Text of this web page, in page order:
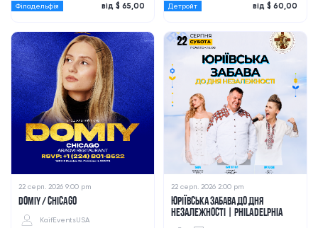
Філадельфія від $ 65,00 Детройт від $ 60,00
22 серп. 2026 9:00 pm
DOMIY / CHICAGO
KaifEventsUSA
22 серп. 2026 2:00 pm
ЮРІЇВСЬКА ЗАБАВА ДО ДНЯ
НЕЗАЛЕЖНОСТІ | PHILADELPHIA